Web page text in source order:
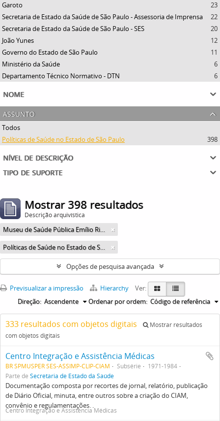
Garoto
23
Secretaria de Estado da Saúde de São Paulo - Assessoria de Imprensa
22
Secretaria de Estado da Saúde de São Paulo - SES
20
João Yunes
12
Governo do Estado de São Paulo
11
Ministério da Saúde
6
Departamento Técnico Normativo - DTN
6
nome
assunto
Todos
Políticas de Saúde no Estado de São Paulo
398
nível de descrição
tipo de suporte
Mostrar 398 resultados
Descrição arquivística
Museu de Saúde Pública Emílio Ribas
Políticas de Saúde no Estado de São Paulo
Opções de pesquisa avançada
Previsualizar a impressão Hierarchy
Ver:
Ordenar por ordem: Código de referência
Direção: Ascendente
333 resultados com objetos digitais
Mostrar resultados
com objetos digitais
Centro Integração e Assistência Médicas
BR SPMUSPER SES-ASSIMP-CLIP-CIAM Subsérie
1971-1984
Parte de Secretaria de Estado da Saúde
Documentação composta por recortes de jornal, relatório, publicação
de Diário Oficial, minuta, entre outros sobre a criação do CIAM,
convênio e regulamentações. .
Centro Integração e Assistência Médicas